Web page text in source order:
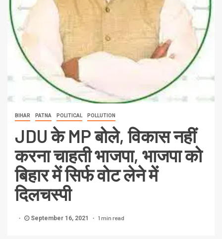
BIHAR PATNA POLITICAL POLLUTION
JDU के MP बोले, विकास नहीं
करना चाहती भाजपा, भाजपा को
बिहार में सिर्फ वोट लेने में
दिलचस्पी
September 16, 2021 1 min read